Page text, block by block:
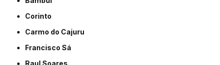
Corinto
Carmo do Cajuru
Francisco Sá
Raul Soares